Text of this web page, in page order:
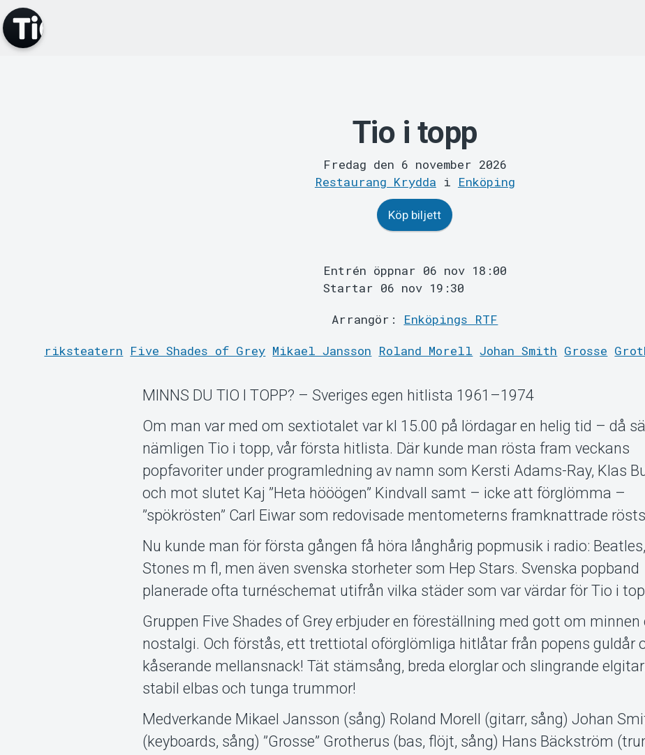
Tio i topp
Fredag den 6 november 2026
Restaurang Krydda i Enköping
Köp biljett
Entrén öppnar 06 nov 18:00
Startar 06 nov 19:30
Arrangör: Enköpings RTF
riksteatern Five Shades of Grey Mikael Jansson Roland Morell Johan Smith Grosse
MINNS DU TIO I TOPP? – Sveriges egen hitlista 1961–1974
Om man var med om sextiotalet var kl 15.00 på lördagar en helig tid – då
nämligen Tio i topp, vår första hitlista. Där kunde man rösta fram veckans
popfavoriter under programledning av namn som Kersti Adams-Ray, Klas
och mot slutet Kaj ”Heta hööögen” Kindvall samt – icke att förglömma –
”spökrösten” Carl Eiwar som redovisade mentometerns framknattrade
Nu kunde man för första gången få höra långhårig popmusik i radio: Beatles,
Stones m fl, men även svenska storheter som Hep Stars. Svenska popband
planerade ofta turnéschemat utifrån vilka städer som var värdar för Tio i
Gruppen Five Shades of Grey erbjuder en föreställning med gott om minnen
nostalgi. Och förstås, ett trettiotal oförglömliga hitlåtar från popens guldår
kåserande mellansnack! Tät stämsång, breda elorglar och slingrande
stabil elbas och tunga trummor!
Medverkande Mikael Jansson (sång) Roland Morell (gitarr, sång) Johan
(keyboards, sång) ”Grosse” Grotherus (bas, flöjt, sång) Hans Bäckström